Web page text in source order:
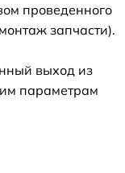
проведенного
запчасти).
выход из
параметрам